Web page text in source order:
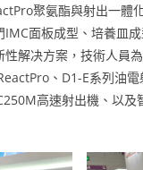
聚氨酯與射出一體
IMC面板成型、培養皿
性解决方案，技術人員
、D1-E系列油電
高速射出機、以及